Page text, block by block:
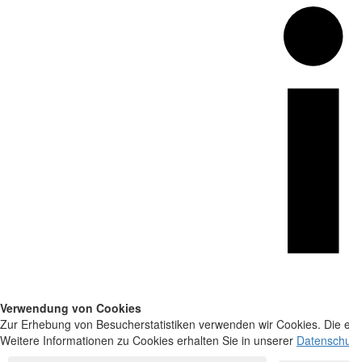
Verwendung von Cookies
Zur Erhebung von Besucherstatistiken verwenden wir Cookies.
Weitere Informationen zu Cookies erhalten Sie in unserer